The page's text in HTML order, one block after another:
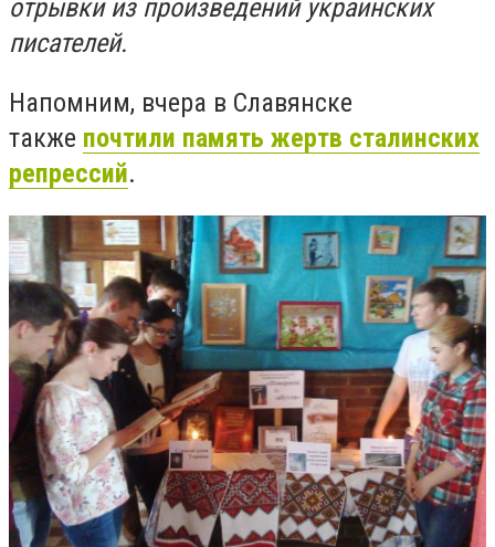
отрывки из произведений украинских
писателей.
Напомним, вчера в Славянске
также почтили память жертв сталинских
репрессий.